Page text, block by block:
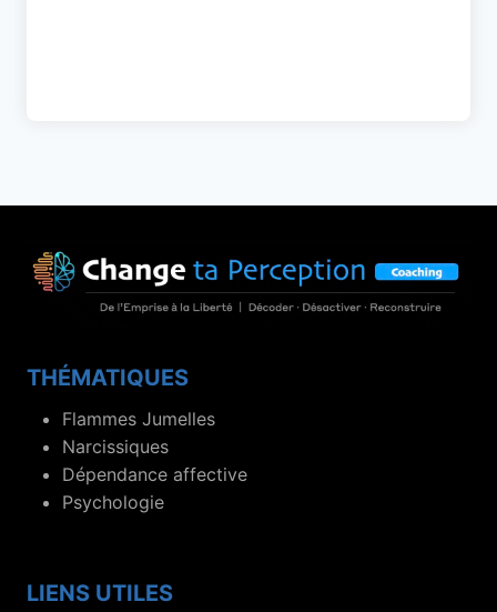
THÉMATIQUES
Flammes Jumelles
Narcissiques
Dépendance affective
Psychologie
LIENS UTILES